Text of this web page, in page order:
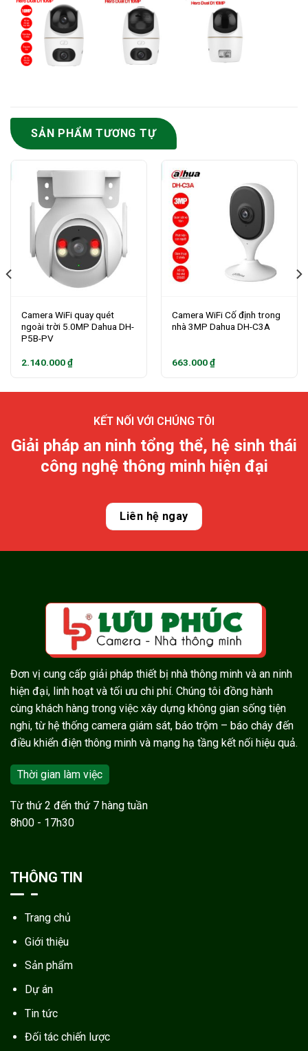
SẢN PHẨM TƯƠNG TỰ
Camera WiFi quay quét
ngoài trời 5.0MP Dahua DH-
P5B-PV
2.140.000₫
Camera WiFi Cố định trong
nhà 3MP Dahua DH-C3A
663.000₫
KẾT NỐI VỚI CHÚNG TÔI
Giải pháp an ninh tổng thể, hệ sinh thái
công nghệ thông minh hiện đại
Liên hệ ngay
Đơn vị cung cấp giải pháp thiết bị nhà thông minh và an ninh
hiện đại, linh hoạt và tối ưu chi phí. Chúng tôi đồng hành
cùng khách hàng trong việc xây dựng không gian sống tiện
nghi, từ hệ thống camera giám sát, báo trộm – báo cháy đến
điều khiển điện thông minh và mạng hạ tầng kết nối hiệu quả.
Thời gian làm việc
Từ thứ 2 đến thứ 7 hàng tuần
8h00 - 17h30
THÔNG TIN
Trang chủ
Giới thiệu
Sản phẩm
Dự án
Tin tức
Đối tác chiến lược